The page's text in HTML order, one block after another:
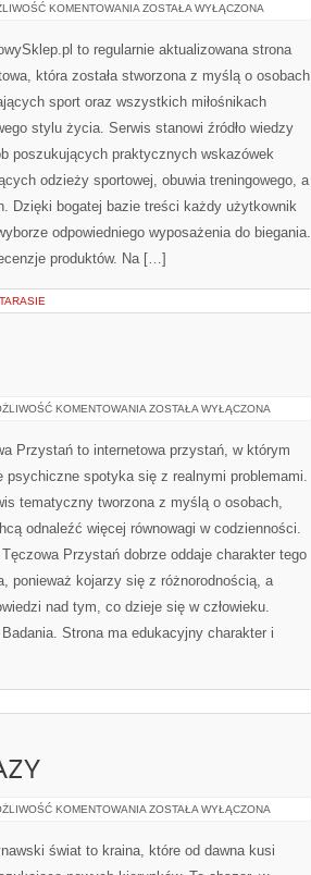
KOMENTOWANIA LEGINSY
SPORTOWA
ZOSTAŁA WYŁĄCZONA
to regularnie aktualizowana strona
która została stworzona z myślą o osobach
sport oraz wszystkich miłośnikach
stylu życia. Serwis stanowi źródło wiedzy
poszukujących praktycznych wskazówek
odzieży sportowej, obuwia treningowego, a
Dzięki bogatej bazie treści każdy użytkownik
odpowiedniego wyposażenia do biegania.
produktów. Na […]
KOMENTOWANIA PORADNIE
ZOSTAŁA WYŁĄCZONA
Przystań to internetowa przystań, w którym
psychiczne spotyka się z realnymi problemami.
tematyczny tworzona z myślą o osobach,
odnaleźć więcej równowagi w codzienności.
Tęczowa Przystań dobrze oddaje charakter tego
ponieważ kojarzy się z różnorodnością, a
nad tym, co dzieje się w człowieku.
Strona ma edukacyjny charakter i
KOMENTOWANIA PRZYRODA
ZOSTAŁA WYŁĄCZONA
świat to kraina, które od dawna kusi